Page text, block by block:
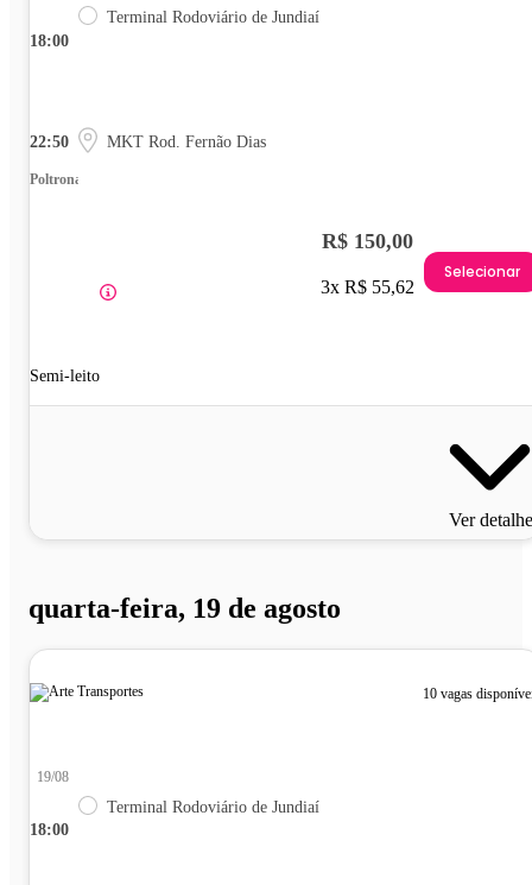
18:00
Terminal Rodoviário de Jundiaí
22:50 MKT Rod. Fernão Dias
Poltrona
Semi-leito
R$ 150,00
3x R$ 55,62
Selecionar
Ver
quarta-feira, 19 de agosto
10 vagas
18:00
19/08
Terminal Rodoviário de Jundiaí